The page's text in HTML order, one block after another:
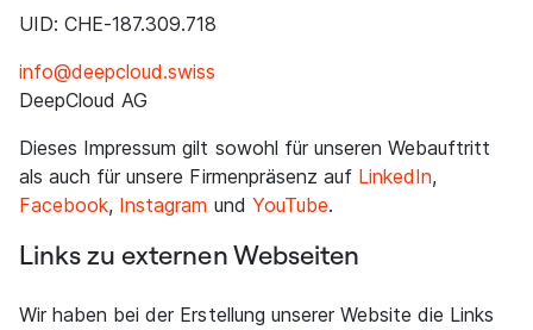
UID: CHE-187.309.718
info@deepcloud.swiss
DeepCloud AG
Dieses Impressum gilt sowohl für unseren Webauftritt
als auch für unsere Firmenpräsenz auf LinkedIn,
Facebook, Instagram und YouTube.
Links zu externen Webseiten
Wir haben bei der Erstellung unserer Website die Links